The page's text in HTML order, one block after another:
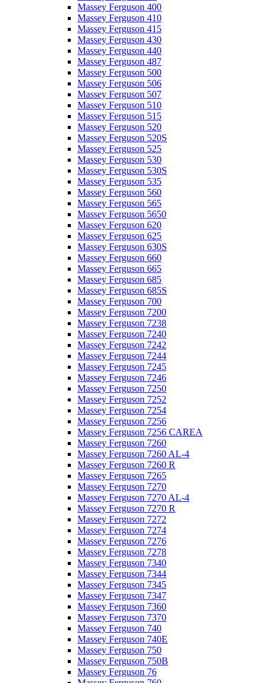
Massey Ferguson 400
Massey Ferguson 410
Massey Ferguson 415
Massey Ferguson 430
Massey Ferguson 440
Massey Ferguson 487
Massey Ferguson 500
Massey Ferguson 506
Massey Ferguson 507
Massey Ferguson 510
Massey Ferguson 515
Massey Ferguson 520
Massey Ferguson 520S
Massey Ferguson 525
Massey Ferguson 530
Massey Ferguson 530S
Massey Ferguson 535
Massey Ferguson 560
Massey Ferguson 565
Massey Ferguson 5650
Massey Ferguson 620
Massey Ferguson 625
Massey Ferguson 630S
Massey Ferguson 660
Massey Ferguson 665
Massey Ferguson 685
Massey Ferguson 685S
Massey Ferguson 700
Massey Ferguson 7200
Massey Ferguson 7238
Massey Ferguson 7240
Massey Ferguson 7242
Massey Ferguson 7244
Massey Ferguson 7245
Massey Ferguson 7246
Massey Ferguson 7250
Massey Ferguson 7252
Massey Ferguson 7254
Massey Ferguson 7256
Massey Ferguson 7256 CAREA
Massey Ferguson 7260
Massey Ferguson 7260 AL-4
Massey Ferguson 7260 R
Massey Ferguson 7265
Massey Ferguson 7270
Massey Ferguson 7270 AL-4
Massey Ferguson 7270 R
Massey Ferguson 7272
Massey Ferguson 7274
Massey Ferguson 7276
Massey Ferguson 7278
Massey Ferguson 7340
Massey Ferguson 7344
Massey Ferguson 7345
Massey Ferguson 7347
Massey Ferguson 7360
Massey Ferguson 7370
Massey Ferguson 740
Massey Ferguson 740E
Massey Ferguson 750
Massey Ferguson 750B
Massey Ferguson 76